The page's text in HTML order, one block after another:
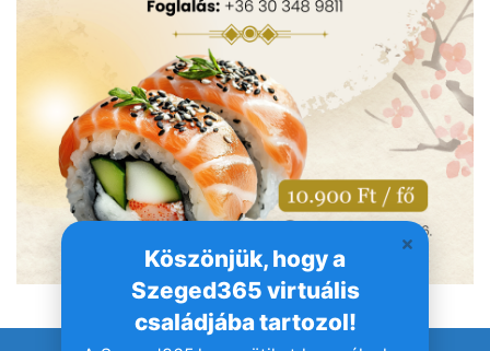
Köszönjük, hogy a
Szeged365 virtuális
családjába tartozol!